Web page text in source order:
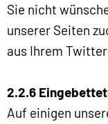
Sie nicht
unserer Seiten
aus Ihrem
2.2.6
Auf einigen